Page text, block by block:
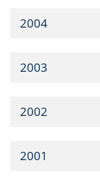
2004
2003
2002
2001